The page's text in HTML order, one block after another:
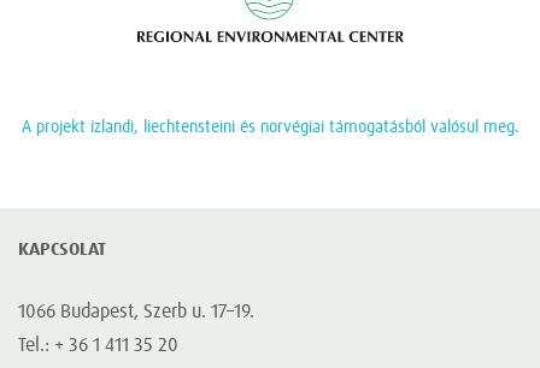
A projekt izlandi, liechtensteini és norvégiai támogatásból valósul meg.
KAPCSOLAT
1066 Budapest, Szerb u. 17–19.
Tel.: + 36 1 411 35 20